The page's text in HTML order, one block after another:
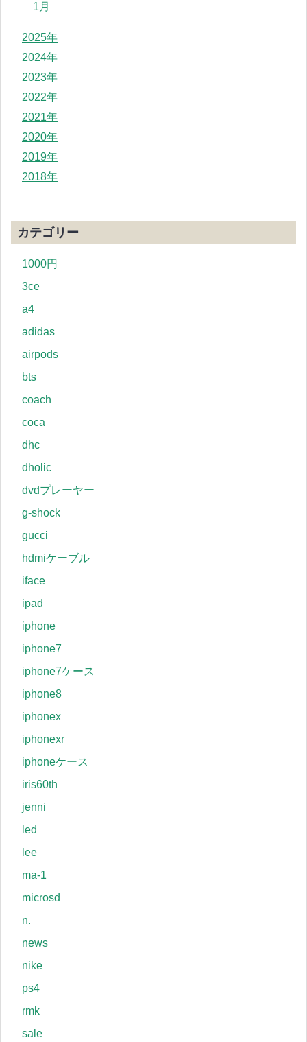
1月
2025年
2024年
2023年
2022年
2021年
2020年
2019年
2018年
カテゴリー
1000円
3ce
a4
adidas
airpods
bts
coach
coca
dhc
dholic
dvdプレーヤー
g-shock
gucci
hdmiケーブル
iface
ipad
iphone
iphone7
iphone7ケース
iphone8
iphonex
iphonexr
iphoneケース
iris60th
jenni
led
lee
ma-1
microsd
n.
news
nike
ps4
rmk
sale